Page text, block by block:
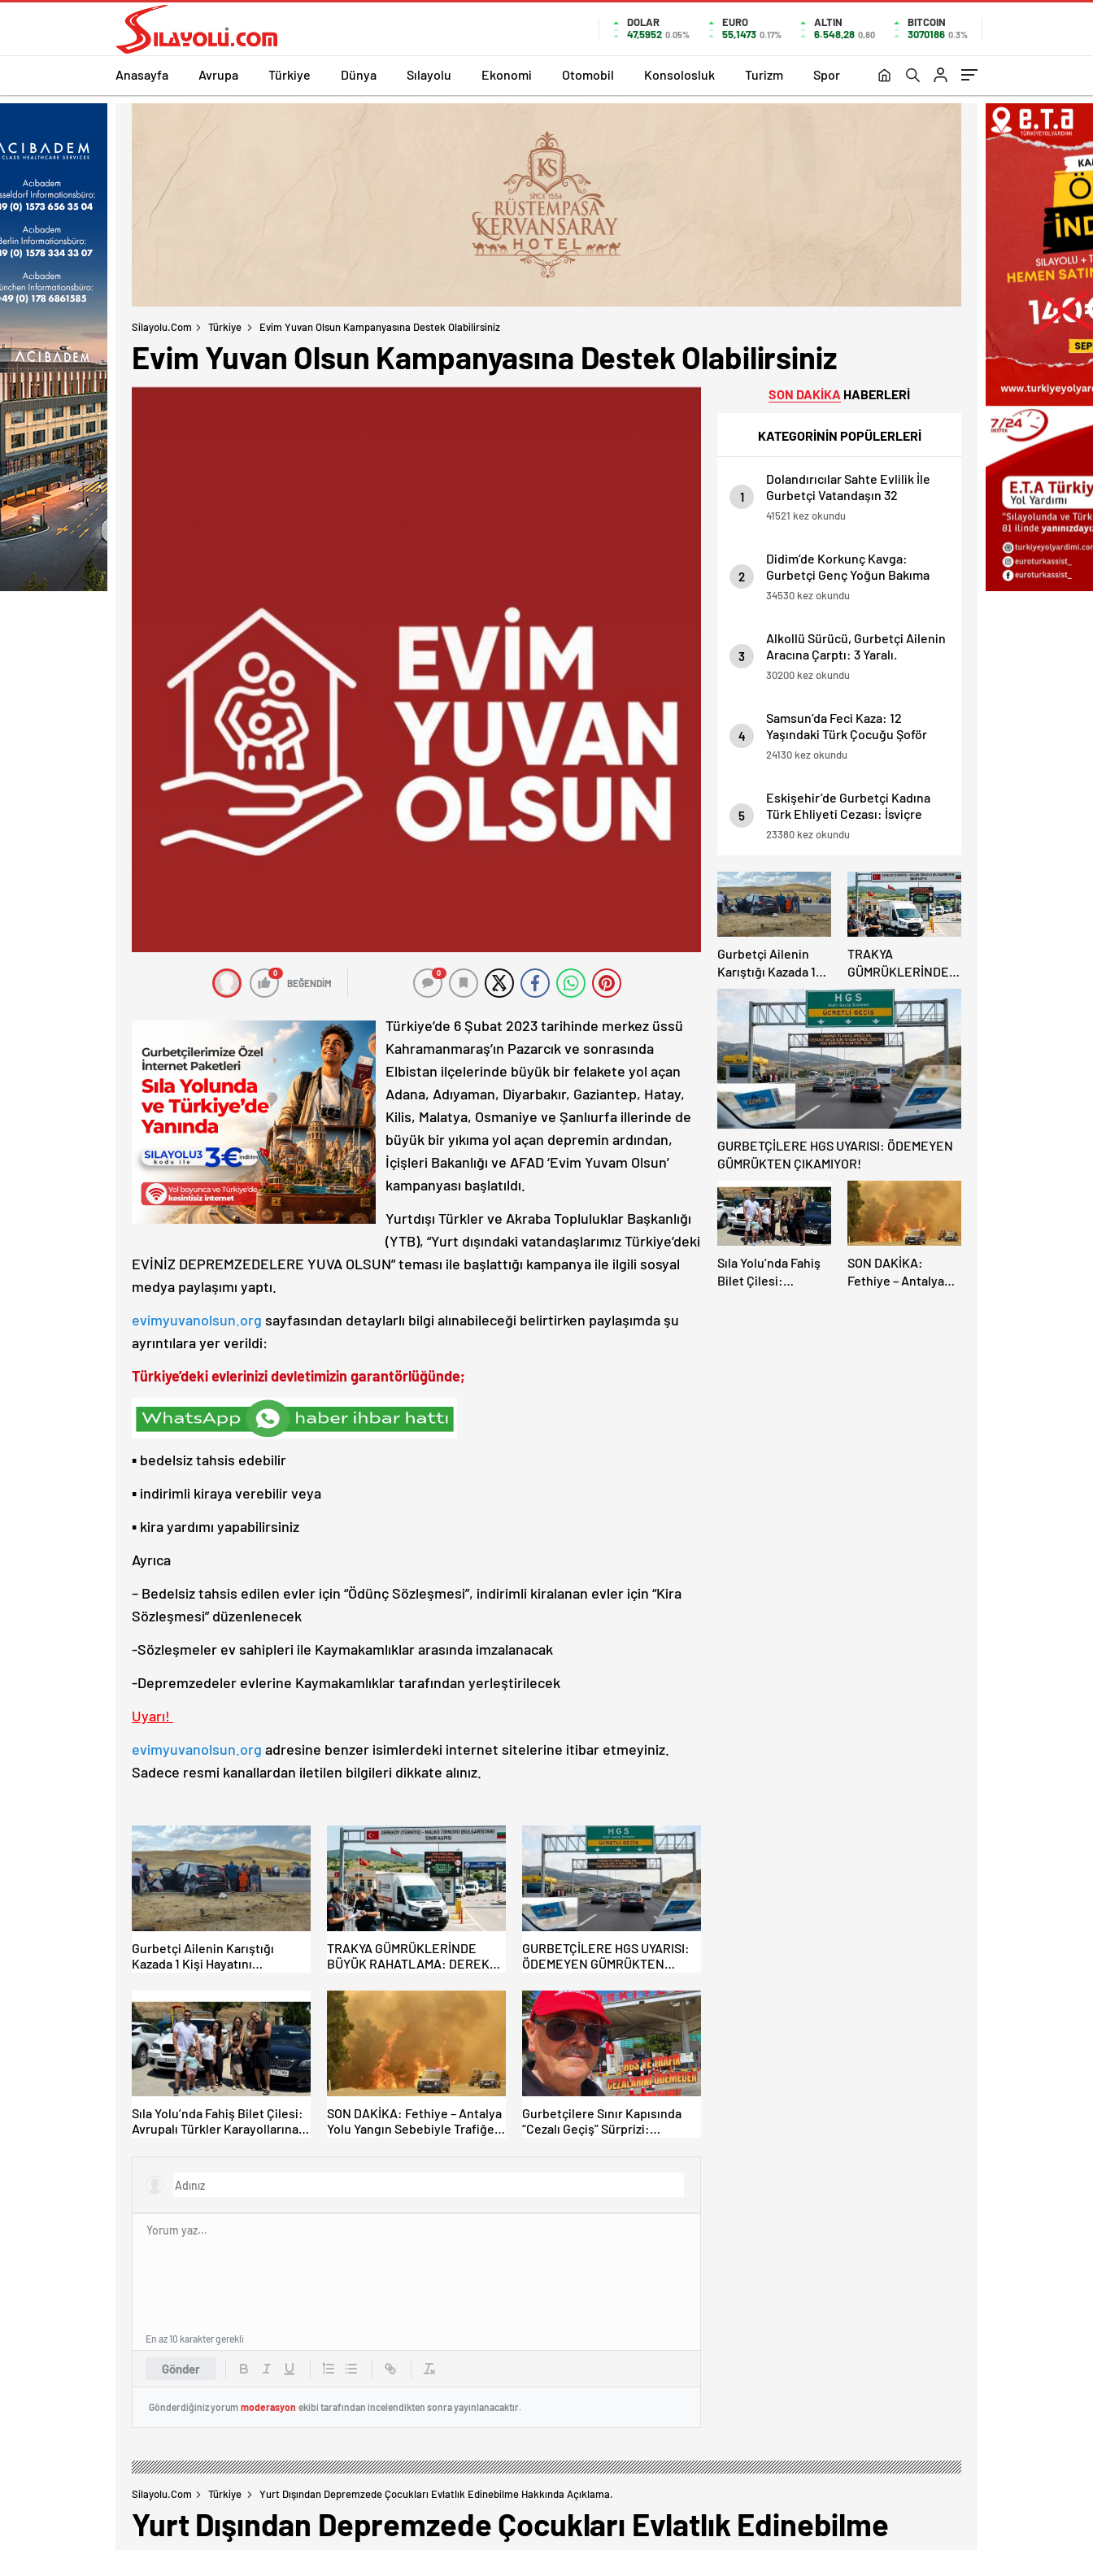
DOLAR
47,5952 0.05%
EURO
55,1473 0.17%
ALTIN
6.548,28 0,80
BITCOIN
3070186 0.3%
Anasayfa Avrupa Türkiye Dünya Sılayolu Ekonomi Otomobil Konsolosluk Turizm Spor
Silayolu.com Türkiye Evim Yuvan Olsun Kampanyasına Destek Olabilirsiniz
Evim Yuvan Olsun Kampanyasına Destek Olabilirsiniz
0
BEĞENDİM
0
Türkiye’de 6 Şubat 2023 tarihinde merkez üssü
Kahramanmaraş’ın Pazarcık ve sonrasında
Elbistan ilçelerinde büyük bir felakete yol açan
Adana, Adıyaman, Diyarbakır, Gaziantep, Hatay,
Kilis, Malatya, Osmaniye ve Şanlıurfa illerinde de
büyük bir yıkıma yol açan depremin ardından,
İçişleri Bakanlığı ve AFAD ‘Evim Yuvam Olsun’
kampanyası başlatıldı.
Yurtdışı Türkler ve Akraba Topluluklar Başkanlığı
(YTB), “Yurt dışındaki vatandaşlarımız Türkiye’deki
EVİNİZ DEPREMZEDELERE YUVA OLSUN” teması ile başlattığı kampanya ile ilgili sosyal
medya paylaşımı yaptı.
evimyuvanolsun.org sayfasından detaylarlı bilgi alınabileceği belirtirken paylaşımda şu
ayrıntılara yer verildi:
Türkiye’deki evlerinizi devletimizin garantörlüğünde;
▪ bedelsiz tahsis edebilir
▪ indirimli kiraya verebilir veya
▪ kira yardımı yapabilirsiniz
Ayrıca
– Bedelsiz tahsis edilen evler için “Ödünç Sözleşmesi”, indirimli kiralanan evler için “Kira
Sözleşmesi” düzenlenecek
-Sözleşmeler ev sahipleri ile Kaymakamlıklar arasında imzalanacak
-Depremzedeler evlerine Kaymakamlıklar tarafından yerleştirilecek
Uyarı!
evimyuvanolsun.org adresine benzer isimlerdeki internet sitelerine itibar etmeyiniz.
Sadece resmi kanallardan iletilen bilgileri dikkate alınız.
Gurbetçi Ailenin Karıştığı
Kazada 1 Kişi Hayatını
TRAKYA GÜMRÜKLERİNDE
BÜYÜK RAHATLAMA: DEREKÖY
AÇILIYOR!
GURBETÇİLERE HGS UYARISI:
ÖDEMEYEN GÜMRÜKTEN
Sıla Yolu’nda Fahiş Bilet Çilesi:
Avrupalı Türkler Karayollarına
SON DAKİKA: Fethiye – Antalya
Yolu Yangın Sebebiyle Trafiğe
Gurbetçilere Sınır Kapısında
“Cezalı Geçiş” Sürprizi:
Gönder
En az 10 karakter gerekli
Gönderdiğiniz yorum moderasyon ekibi tarafından incelendikten sonra yayınlanacaktır.
SON DAKİKA HABERLERİ
KATEGORİNİN POPÜLERLERİ
1
Dolandırıcılar Sahte Evlilik İle
Gurbetçi Vatandaşın 32
Dairesini Elinden Aldılar.
41521 kez okundu
2
Didim’de Korkunç Kavga:
Gurbetçi Genç Yoğun Bakıma
Alındı.
34530 kez okundu
3
Alkollü Sürücü, Gurbetçi Ailenin
Aracına Çarptı: 3 Yaralı.
30200 kez okundu
4
Samsun’da Feci Kaza: 12
Yaşındaki Türk Çocuğu Şoför
Hayatını Kaybetti, 3 Yaralı.
24130 kez okundu
5
Eskişehir’de Gurbetçi Kadına
Türk Ehliyeti Cezası: İsviçre
Ehliyeti Kabul Edilmedi.
23380 kez okundu
Gurbetçi Ailenin
Karıştığı Kazada 1
Kişi Hayatını
Kaybederken, 7 kişi
Yaralandı.
TRAKYA
GÜMRÜKLERİNDE
BÜYÜK
RAHATLAMA:
DEREKÖY HAFİF
TİCARİ ARAÇLARA
AÇILIYOR!
GURBETÇİLERE HGS UYARISI: ÖDEMEYEN
GÜMRÜKTEN ÇIKAMIYOR!
Sıla Yolu’nda Fahiş
Bilet Çilesi:
SON DAKİKA:
Fethiye – Antalya
Silayolu.com Türkiye Yurt Dışından Depremzede Çocukları Evlatlık Edinebilme Hakkında Açıklama.
Yurt Dışından Depremzede Çocukları Evlatlık Edinebilme